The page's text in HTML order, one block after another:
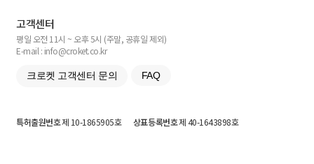
고객센터
평일 오전 11시 ~ 오후 5시 (주말, 공휴일 제외)
E-mail : info@croket.co.kr
크로켓 고객센터 문의 FAQ
특허출원번호제 10-1865905호 상표등록번호제 40-1643898호